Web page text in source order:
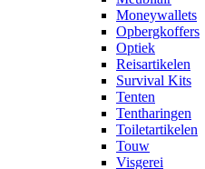
Moneywallets
Opbergkoffers
Optiek
Reisartikelen
Survival Kits
Tenten
Tentharingen
Toiletartikelen
Touw
Visgerei